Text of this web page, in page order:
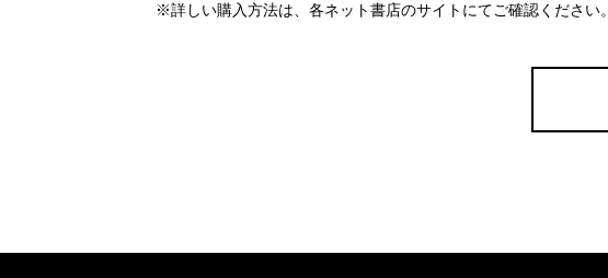
※詳しい購入方法は、各ネット書店のサイトにてご確認ください。